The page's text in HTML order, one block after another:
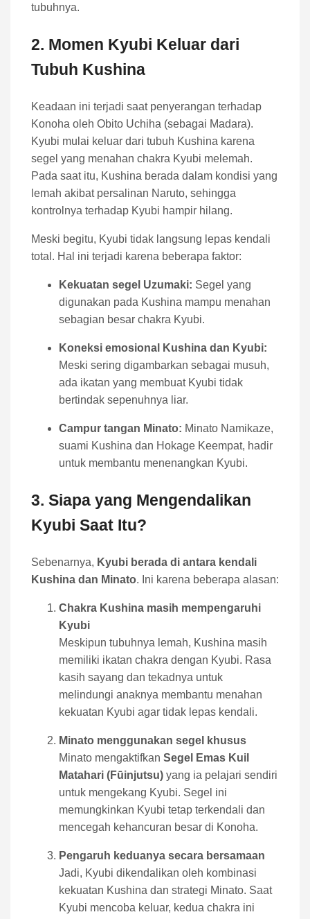
tubuhnya.
2. Momen Kyubi Keluar dari
Tubuh Kushina
Keadaan ini terjadi saat penyerangan terhadap
Konoha oleh Obito Uchiha (sebagai Madara).
Kyubi mulai keluar dari tubuh Kushina karena
segel yang menahan chakra Kyubi melemah.
Pada saat itu, Kushina berada dalam kondisi yang
lemah akibat persalinan Naruto, sehingga
kontrolnya terhadap Kyubi hampir hilang.
Meski begitu, Kyubi tidak langsung lepas kendali
total. Hal ini terjadi karena beberapa faktor:
Kekuatan segel Uzumaki: Segel yang
digunakan pada Kushina mampu menahan
sebagian besar chakra Kyubi.
Koneksi emosional Kushina dan Kyubi:
Meski sering digambarkan sebagai musuh,
ada ikatan yang membuat Kyubi tidak
bertindak sepenuhnya liar.
Campur tangan Minato: Minato Namikaze,
suami Kushina dan Hokage Keempat, hadir
untuk membantu menenangkan Kyubi.
3. Siapa yang Mengendalikan
Kyubi Saat Itu?
Sebenarnya, Kyubi berada di antara kendali
Kushina dan Minato. Ini karena beberapa alasan:
Chakra Kushina masih mempengaruhi
Kyubi
Meskipun tubuhnya lemah, Kushina masih
memiliki ikatan chakra dengan Kyubi. Rasa
kasih sayang dan tekadnya untuk
melindungi anaknya membantu menahan
kekuatan Kyubi agar tidak lepas kendali.
Minato menggunakan segel khusus
Minato mengaktifkan Segel Emas Kuil
Matahari (Fūinjutsu) yang ia pelajari sendiri
untuk mengekang Kyubi. Segel ini
memungkinkan Kyubi tetap terkendali dan
mencegah kehancuran besar di Konoha.
Pengaruh keduanya secara bersamaan
Jadi, Kyubi dikendalikan oleh kombinasi
kekuatan Kushina dan strategi Minato. Saat
Kyubi mencoba keluar, kedua chakra ini